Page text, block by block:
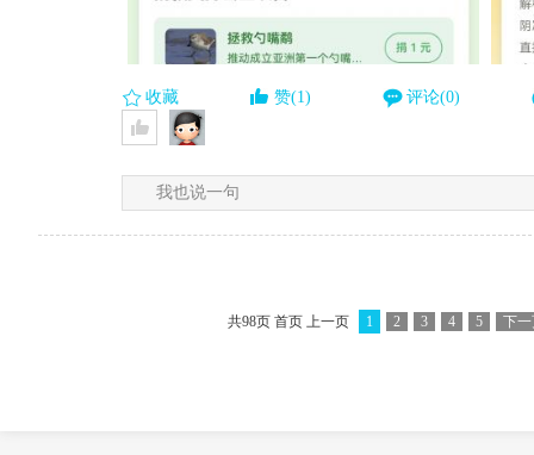
收藏 赞(1) 评论(0)
我也说一句
共98页 首页 上一页 1 2 3 4 5 下